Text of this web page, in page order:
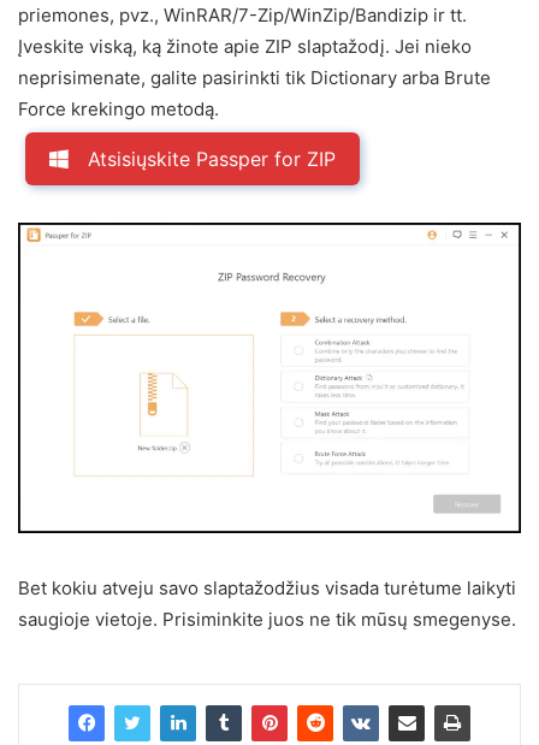
priemones, pvz., WinRAR/7-Zip/WinZip/Bandizip ir tt.
Įveskite viską, ką žinote apie ZIP slaptažodį. Jei nieko
neprisimenate, galite pasirinkti tik Dictionary arba Brute
Force krekingo metodą.
Atsisiųskite Passper for ZIP
Bet kokiu atveju savo slaptažodžius visada turėtume laikyti
saugioje vietoje. Prisiminkite juos ne tik mūsų smegenyse.